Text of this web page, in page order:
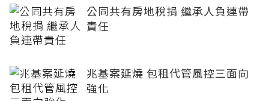
公同共有房地稅捐 繼承人負連帶
責任
兆基案延燒 包租代管風控三面向
強化